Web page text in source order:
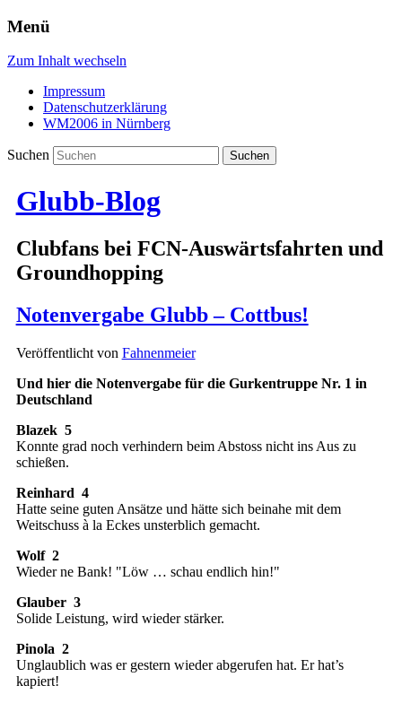
Menü
Zum Inhalt wechseln
Impressum
Datenschutzerklärung
WM2006 in Nürnberg
Suchen
Glubb-Blog
Clubfans bei FCN-Auswärtsfahrten und
Groundhopping
Notenvergabe Glubb – Cottbus!
Veröffentlicht von Fahnenmeier
Und hier die Notenvergabe für die Gurkentruppe Nr. 1 in
Deutschland
Blazek 5
Konnte grad noch verhindern beim Abstoss nicht ins Aus zu
schießen.
Reinhard 4
Hatte seine guten Ansätze und hätte sich beinahe mit dem
Weitschuss à la Eckes unsterblich gemacht.
Wolf 2
Wieder ne Bank! "Löw … schau endlich hin!"
Glauber 3
Solide Leistung, wird wieder stärker.
Pinola 2
Unglaublich was er gestern wieder abgerufen hat. Er hat’s
kapiert!